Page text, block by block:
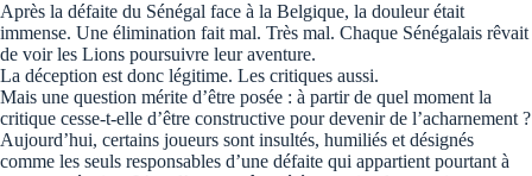
Après la défaite du Sénégal face à la Belgique, la douleur était
immense. Une élimination fait mal. Très mal. Chaque Sénégalais rêvait
de voir les Lions poursuivre leur aventure.
La déception est donc légitime. Les critiques aussi.
Mais une question mérite d’être posée : à partir de quel moment la
critique cesse-t-elle d’être constructive pour devenir de l’acharnement ?
Aujourd’hui, certains joueurs sont insultés, humiliés et désignés
comme les seuls responsables d’une défaite qui appartient pourtant à